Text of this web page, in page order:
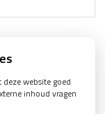
rekening
website goed
inhoud vragen